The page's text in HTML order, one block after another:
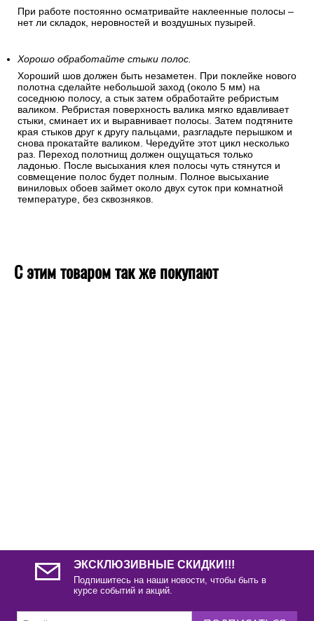
При работе постоянно осматривайте наклеенные полосы –
нет ли складок, неровностей и воздушных пузырей.
Хорошо обработайте стыки полос.
Хороший шов должен быть незаметен. При поклейке нового
полотна сделайте небольшой заход (около 5 мм) на
соседнюю полосу, а стык затем обработайте ребристым
валиком. Ребристая поверхность валика мягко вдавливает
стыки, сминает их и выравнивает полосы. Затем подтяните
края стыков друг к другу пальцами, разгладьте перышком и
снова прокатайте валиком. Чередуйте этот цикл несколько
раз. Переход полотнищ должен ощущаться только
ладонью. После высыхания клея полосы чуть стянутся и
совмещение полос будет полным. Полное высыхание
виниловых обоев займет около двух суток при комнатной
температуре, без сквозняков.
С этим товаром так же покупают
ЭКСКЛЮЗИВНЫЕ СКИДКИ!!!
Подпишитесь на наши новости, чтобы быть в
курсе событий и акций.